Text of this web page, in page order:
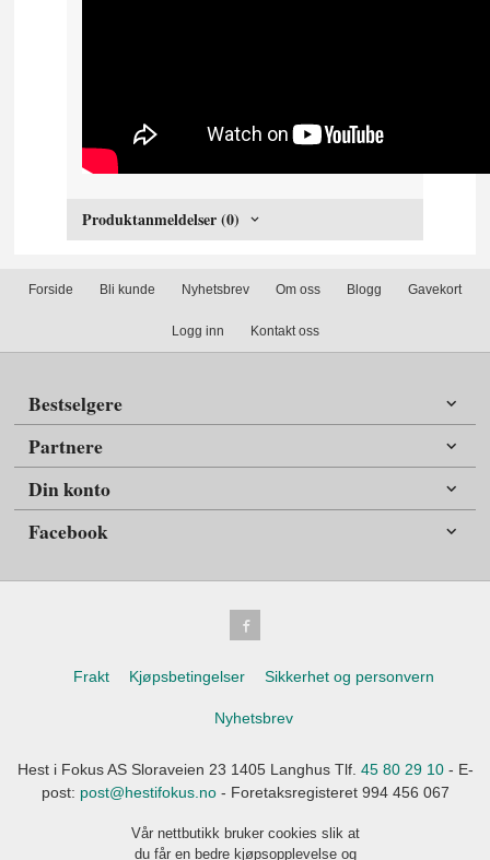
Produktanmeldelser (0)
Forside Bli kunde Nyhetsbrev Om oss Blogg Gavekort
Logg inn Kontakt oss
Bestselgere
Partnere
Din konto
Facebook
Frakt Kjøpsbetingelser Sikkerhet og personvern
Nyhetsbrev
Hest i Fokus AS Sloraveien 23 1405 Langhus Tlf. 45 80 29 10- E-
post: post@hestifokus.no- Foretaksregisteret 994 456 067
Vår nettbutikk bruker cookies slik at
du får en bedre kjøpsopplevelse og